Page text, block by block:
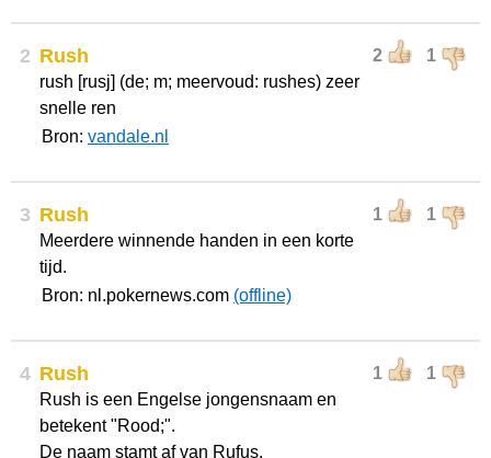
2 2 1
Rush
rush [rusj] (de; m; meervoud: rushes) zeer
snelle ren
Bron: vandale.nl
3 1 1
Rush
Meerdere winnende handen in een korte
tijd.
Bron: nl.pokernews.com (offline)
4 1 1
Rush
Rush is een Engelse jongensnaam en
betekent "Rood;".
De naam stamt af van Rufus.